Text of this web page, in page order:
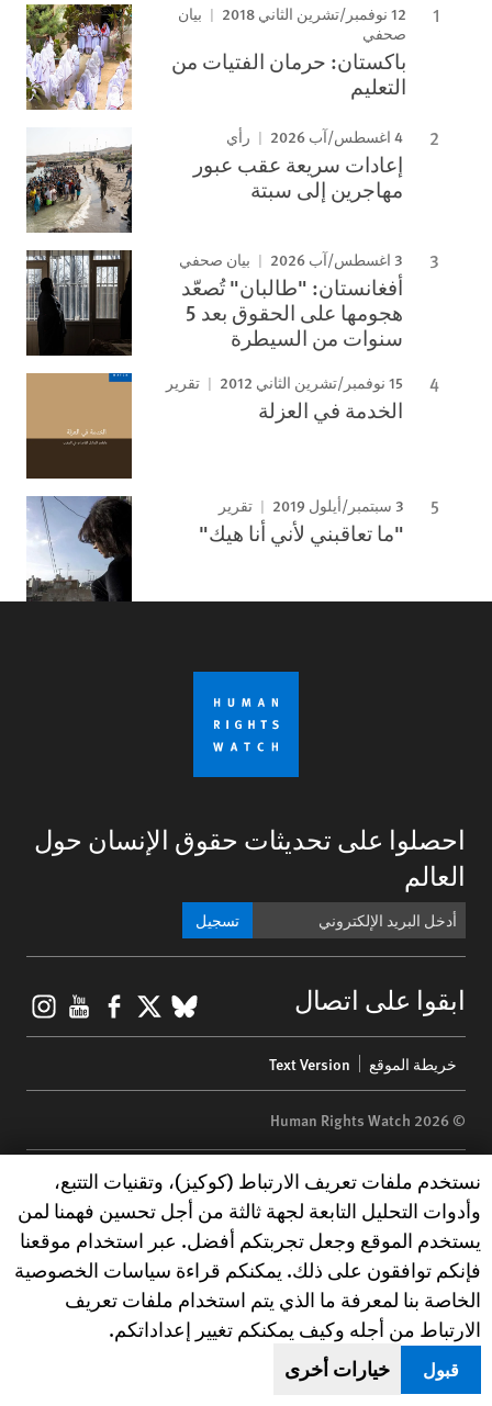
12 نوفمبر/تشرين الثاني 2018
بيان
صحفي
باكستان: حرمان الفتيات من
التعليم
4 اغسطس/آب 2026 رأي
إعادات سريعة عقب عبور
مهاجرين إلى سبتة
3 اغسطس/آب 2026 بيان صحفي
أفغانستان: "طالبان" تُصعّد
هجومها على الحقوق بعد 5
سنوات من السيطرة
15 نوفمبر/تشرين الثاني 2012 تقرير
الخدمة في العزلة
3 سبتمبر/أيلول 2019 تقرير
"ما تعاقبني لأني أنا هيك"
احصلوا على تحديثات حقوق الإنسان حول
العالم
تسجيل
ابقوا على اتصال BlueSky
X
menu
خريطة الموقع Text Version
© 2026 Human Rights Watch
Human Rights Watch | 350 Fifth Avenue, 34th Floor | New York,
10118-3299USA|t 1.212.290.4700
Human Rights Watch
is a 501(C)(3) nonprofit registered in the US
under EIN: 13-2875808
Human Rights Watch cookie preferences
نستخدم ملفات تعريف الارتباط (كوكيز)، وتقنيات التتبع،
وأدوات التحليل التابعة لجهة ثالثة من أجل تحسين فهمنا لمن
يستخدم الموقع وجعل تجربتكم أفضل. عبر استخدام موقعنا
فإنكم توافقون على ذلك. يمكنكم قراءة سياسات الخصوصية
الخاصة بنا لمعرفة ما الذي يتم استخدام ملفات تعريف
الارتباط من أجله وكيف يمكنكم تغيير إعداداتكم.
قبول خيارات أخرى